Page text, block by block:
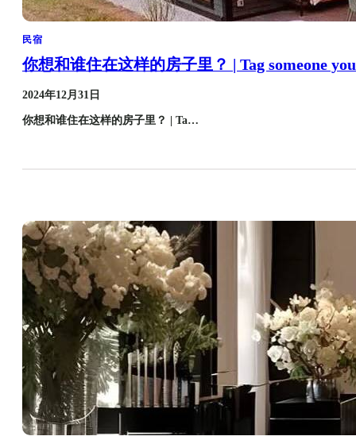
民宿
你想和谁住在这样的房子里？ | Tag someone
2024年12月31日
你想和谁住在这样的房子里？ | Ta…